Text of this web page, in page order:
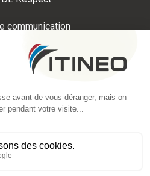
communication
Crédits
du site
Mobilhome Fourgon camping-car